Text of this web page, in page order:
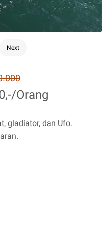
Next
Orang
gladiator, dan Ufo.